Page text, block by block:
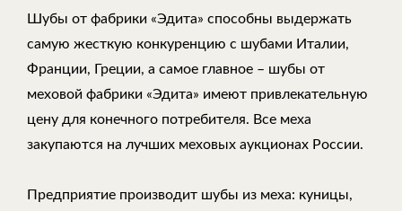
Шубы от фабрики «Эдита» способны выдержать
самую жесткую конкуренцию с шубами Италии,
Франции, Греции, а самое главное – шубы от
меховой фабрики «Эдита» имеют привлекательную
цену для конечного потребителя. Все меха
закупаются на лучших меховых аукционах России.
Предприятие производит шубы из меха: куницы,